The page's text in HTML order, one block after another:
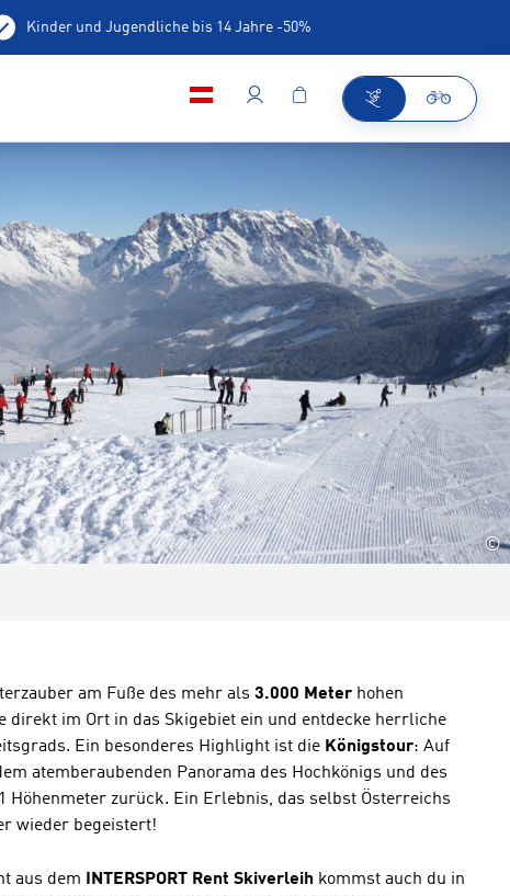
Kinder und Jugendliche bis 14 Jahre -50%
©
am Fuße des mehr als 3.000 Meter hohen
direkt im Ort in das Skigebiet ein und entdecke herrliche
Ein besonderes Highlight ist die Königstour: Auf
atemberaubenden Panorama des Hochkönigs und des
Höhenmeter zurück. Ein Erlebnis, das selbst Österreichs
wieder begeistert!
aus dem INTERSPORT Rent Skiverleih kommst auch du in